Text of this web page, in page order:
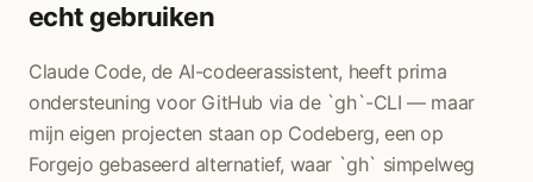
echt gebruiken
Claude Code, de AI-codeerassistent, heeft prima
ondersteuning voor GitHub via de `gh`-CLI — maar
mijn eigen projecten staan op Codeberg, een op
Forgejo gebaseerd alternatief, waar `gh` simpelweg